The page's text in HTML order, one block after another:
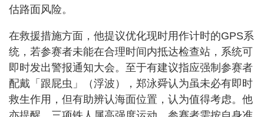
估路面风险。
在救援措施方面，他提议优化现时用作计时的GPS系
统，若参赛者未能在合理时间内抵达检查站，系统可
即时发出警报通知大会。至于有建议指应强制参赛者
配戴「跟屁虫」（浮波），郑泳舜认为虽未必有即时
救生作用，但有助辨认海面位置，认为值得考虑。他